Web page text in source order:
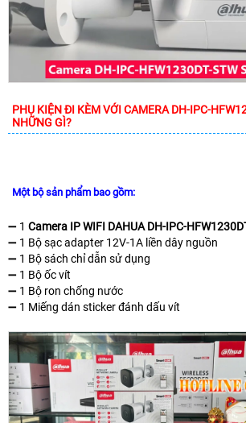
PHỤ KIỆN ĐI KÈM VỚI CAMERA DH-IPC-
NHỮNG GÌ?
Một bộ sản phẩm bao gồm:
➖ 1 Camera IP WIFI DAHUA DH-IPC-
➖ 1 Bộ sạc adapter 12V-1A liền dây nguồn
➖ 1 Bộ sách chỉ dẫn sử dụng
➖ 1 Bộ ốc vít
➖ 1 Bộ ron chống nước
➖ 1 Miếng dán sticker đánh dấu vít